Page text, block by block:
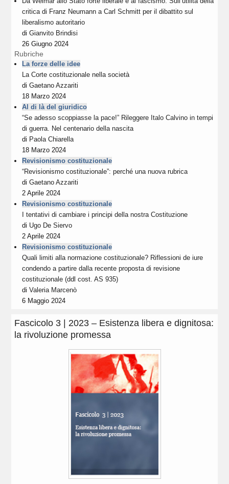
critica di Franz Neumann a Carl Schmitt per il dibattito sul
liberalismo autoritario
diGianvito Brindisi
26 Giugno 2024
Rubriche
La forze delle idee
La Corte costituzionale nella società
diGaetano Azzariti
18 Marzo 2024
Al di là del giuridico
“Se adesso scoppiasse la pace!” Rileggere Italo Calvino in tempi
di guerra. Nel centenario della nascita
di Paola Chiarella
18 Marzo 2024
Revisionismo costituzionale
“Revisionismo costituzionale”: perché una nuova rubrica
diGaetano Azzariti
2 Aprile 2024
Revisionismo costituzionale
I tentativi di cambiare i principi della nostra Costituzione
di Ugo De Siervo
2 Aprile 2024
Revisionismo costituzionale
Quali limiti alla normazione costituzionale? Riflessioni de iure
condendo a partire dalla recente proposta di revisione
costituzionale (ddl cost. AS 935)
diValeria Marcenò
6 Maggio 2024
Fascicolo 3 | 2023 – Esistenza libera e dignitosa:
la rivoluzione promessa